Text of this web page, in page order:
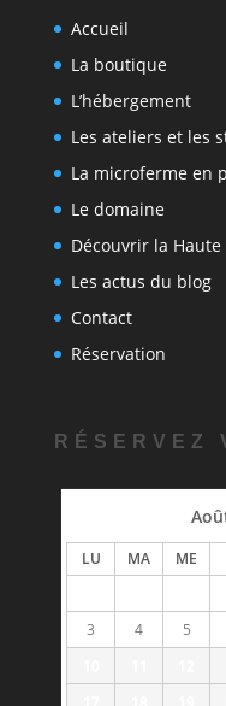
Accueil
La boutique
L’hébergement
Les ateliers et les
La microferme en
Le domaine
Découvrir la Haute
Les actus du blog
Contact
Réservation
RÉSERVEZ
LU MA ME
3
4 5